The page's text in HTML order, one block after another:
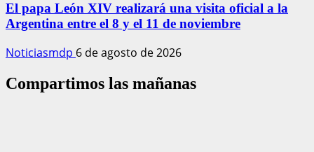
El papa León XIV realizará una visita oficial a la
Argentina entre el 8 y el 11 de noviembre
Noticiasmdp 6 de agosto de 2026
Compartimos las mañanas